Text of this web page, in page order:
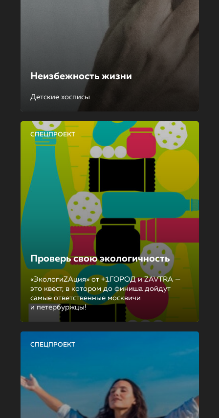
Неизбежность жизни
Детские хосписы
СПЕЦПРОЕКТ
Проверь свою экологичность
«ЭкологиZAция» от +1ГОРОД и ZAVTRA —
это квест, в котором до финиша дойдут
самые ответственные москвичи
и петербуржцы!
СПЕЦПРОЕКТ